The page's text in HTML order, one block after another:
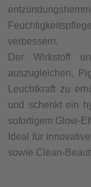
verbessern.
Der Wirkstoff
auszugleichen,
Leuchtkraft zu
und schenkt ein
sofortigem Glow-
Ideal für
sowie Clean-